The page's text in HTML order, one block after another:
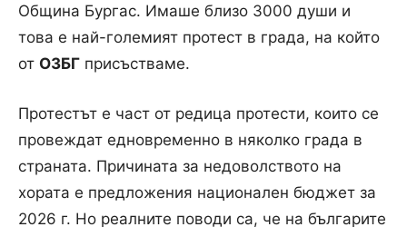
Община Бургас. Имаше близо 3000 души и
това е най-големият протест в града, на който
от ОЗБГ присъстваме.
Протестът е част от редица протести, които се
провеждат едновременно в няколко града в
страната. Причината за недоволството на
хората е предложения национален бюджет за
2026 г. Но реалните поводи са, че на българите